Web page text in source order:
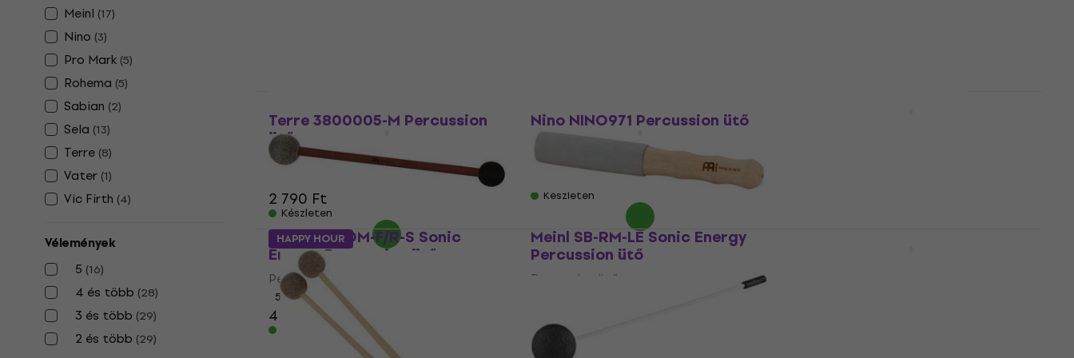
Meinl (17)
Nino (3)
Pro Mark (5)
Rohema (5)
Sabian (2)
Sela (13)
Terre (8)
Vater (1)
Vic Firth (4)
Vélemények
5 (16)
4 és több (28)
3 és több (29)
2 és több (29)
Terre 3800005-M Percussion
ütő
Percussion ütő
2 790 Ft
Készleten
Nino NINO971 Percussion ütő
Percussion ütő
5/5
Készleten
Meinl SB-PDM-F/R-S Sonic
Energy Percussion ütő
Percussion ütő
5/5
4 300 Ft
Készleten
Meinl SB-RM-LE Sonic Energy
Percussion ütő
Percussion ütő
Készleten
HAPPY HOUR